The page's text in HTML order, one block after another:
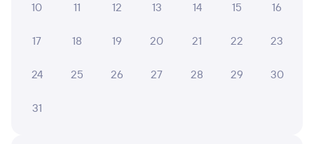
10 11 12 13 14 15 16
17 18 19 20 21 22 23
24 25 26 27 28 29 30
31